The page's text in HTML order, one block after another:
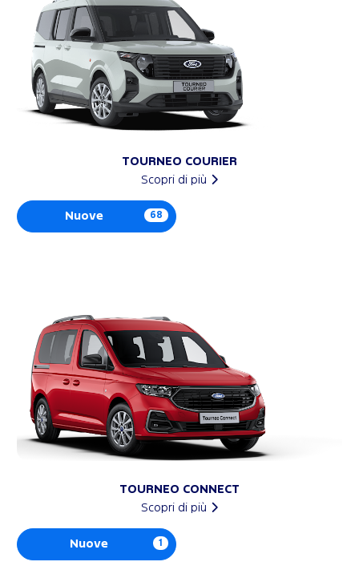
TOURNEO COURIER
Scopri di più
Nuove 68
TOURNEO CONNECT
Scopri di più
Nuove 1